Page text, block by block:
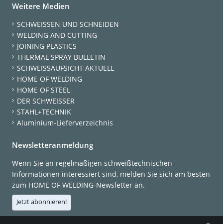
Weitere Medien
SCHWEISSEN UND SCHNEIDEN
WELDING AND CUTTING
JOINING PLASTICS
THERMAL SPRAY BULLETIN
SCHWEISSAUFSICHT AKTUELL
HOME OF WELDING
HOME OF STEEL
DER SCHWEISSER
STAHL+TECHNIK
Aluminium-Lieferverzeichnis
Newsletteranmeldung
Wenn Sie an regelmäßigen schweißtechnischen
Informationen interessiert sind, melden Sie sich am besten
zum HOME OF WELDING-Newsletter an.
Jetzt abonnieren!